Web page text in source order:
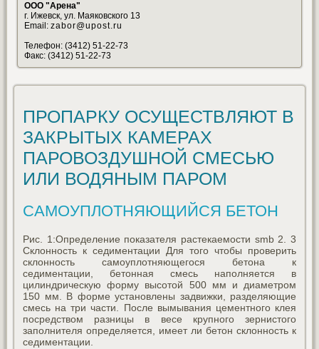
ООО "Арена"
г. Ижевск, ул. Маяковского 13
Email: zabor@upost.ru
Телефон: (3412) 51-22-73
Факс: (3412) 51-22-73
ПРОПАРКУ ОСУЩЕСТВЛЯЮТ В
ЗАКРЫТЫХ КАМЕРАХ
ПАРОВОЗДУШНОЙ СМЕСЬЮ
ИЛИ ВОДЯНЫМ ПАРОМ
САМОУПЛОТНЯЮЩИЙСЯ БЕТОН
Рис. 1:Определение показателя растекаемости smb 2. 3
Склонность к седиментации Для того чтобы проверить
склонность самоуплотняющегося бетона к
седиментации, бетонная смесь наполняется в
цилиндрическую форму высотой 500 мм и диаметром
150 мм. В форме установлены задвижки, разделяющие
смесь на три части. После вымывания цементного клея
посредством разницы в весе крупного зернистого
заполнителя определяется, имеет ли бетон склонность к
седиментации.